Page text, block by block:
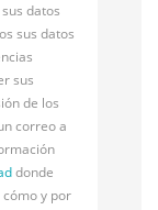
datos
sus datos
sus
de los
correo a
donde
y por